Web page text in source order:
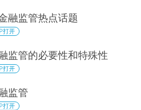
融监管热点话题
打开
监管的必要性和特殊性
打开
监管
打开